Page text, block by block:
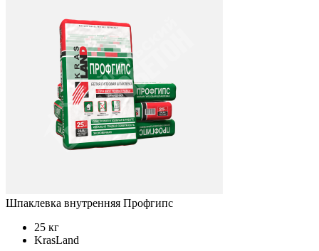
Шпаклевка внутренняя Профгипс
25 кг
KrasLand